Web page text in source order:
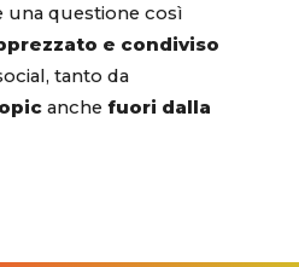
una questione così
e condiviso
tanto da
anche fuori dalla